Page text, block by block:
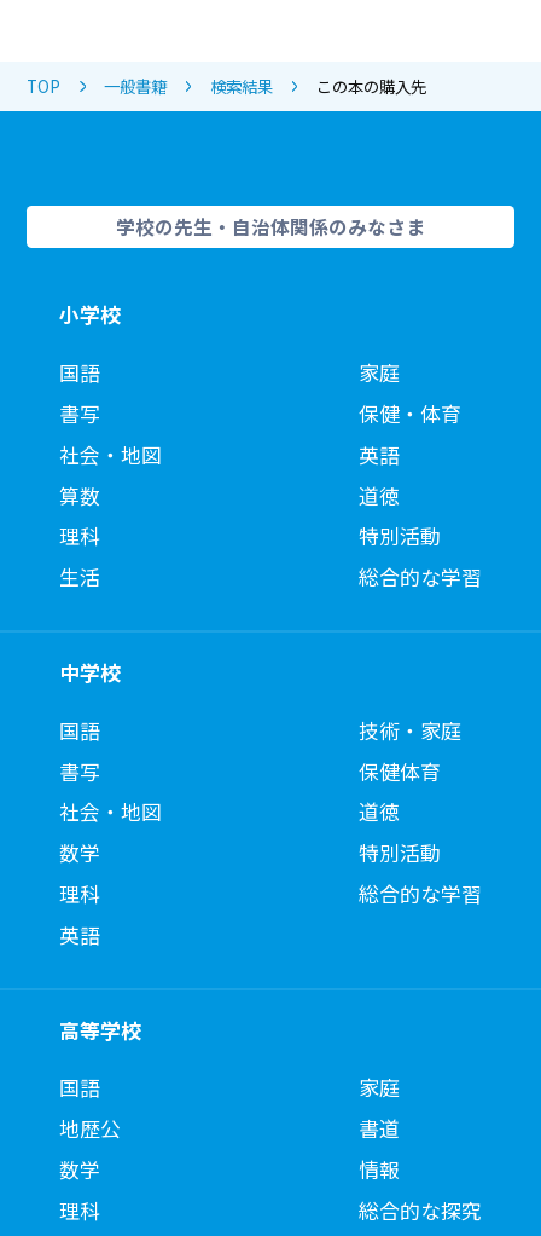
TOP 一般書籍 検索結果 この本の購入先
学校の先生・自治体関係のみなさま
小学校
国語
書写
社会・地図
算数
理科
生活
家庭
保健・体育
英語
道徳
特別活動
総合的な学習
中学校
国語
書写
社会・地図
数学
理科
英語
技術・家庭
保健体育
道徳
特別活動
総合的な学習
高等学校
国語
地歴公
数学
理科
家庭
書道
情報
総合的な探究